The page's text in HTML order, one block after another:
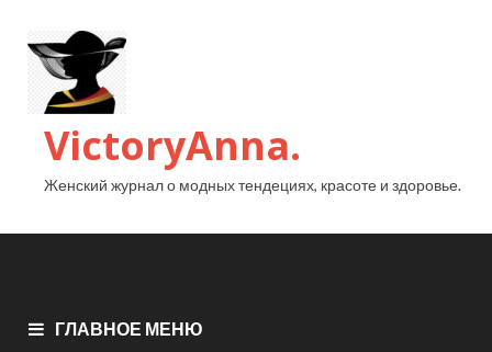
VictoryAnna.
Женский журнал о модных тендециях, красоте и здоровье.
ГЛАВНОЕ МЕНЮ